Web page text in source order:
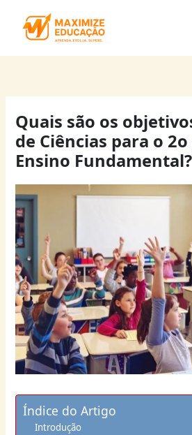
Quais são os
de Ciências para o
Ensino Fundamental?
Índice do Artigo
Introdução